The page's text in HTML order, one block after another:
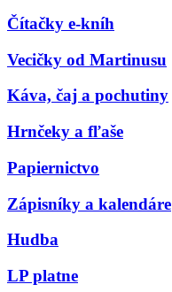
Čítačky e-kníh
Vecičky od Martinusu
Káva, čaj a pochutiny
Hrnčeky a fľaše
Papiernictvo
Zápisníky a kalendáre
Hudba
LP platne